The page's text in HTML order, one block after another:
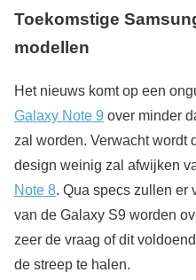
Toekomstige
modellen
Het nieuws komt op een
Galaxy Note 9 over minder
zal worden. Verwacht wordt
design weinig zal afwijken
Note 8. Qua specs zullen er
van de Galaxy S9 worden
zeer de vraag of dit
de streep te halen.